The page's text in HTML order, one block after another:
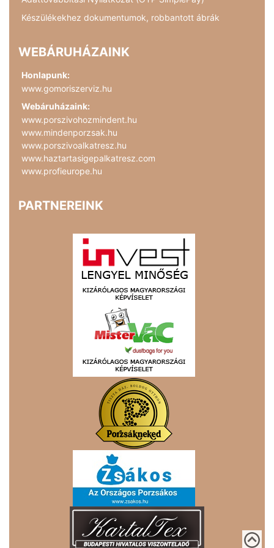
Készülékekhez dokumentumok, robbantott ábrák
WEBÁRUHÁZAINK
Honlapunk:
www.gomoriszerviz.hu
Webáruházaink:
www.porszivohozmindent.hu
www.mindenporzsak.hu
www.porszivoalkatresz.hu
www.haztartasigepalkatresz.com
www.profieurope.hu
PARTNEREINK